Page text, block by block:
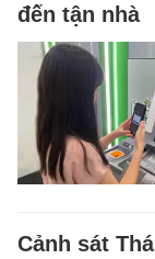
đến tận nhà
Cảnh sát